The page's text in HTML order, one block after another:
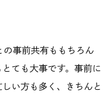
事前共有ももちろん
ても大事です。事前に
い方も多く、きちんと